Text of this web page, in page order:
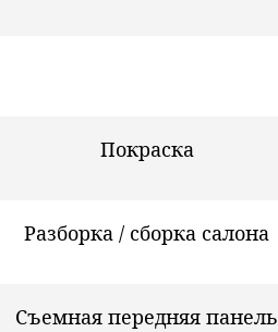
Покраска
Разборка / сборка салона
Съемная передняя панель